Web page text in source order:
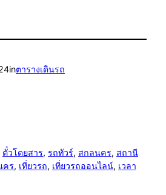
inตารางเดินรถ
ตั๋วโดยสาร, รถทัวร์, สกลนคร, สถานี
คร, เที่ยวรถ, เที่ยวรถออนไลน์, เวลา